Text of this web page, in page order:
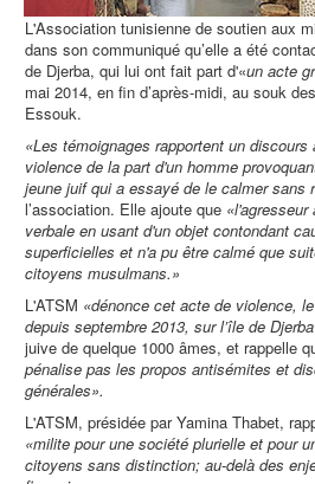
L'Association tunisienne de soutien aux
dans son communiqué qu’elle a été
de Djerba, qui lui ont fait part d'«un acte
mai 2014, en fin d’après-midi, au souk
Essouk.
«Les témoignages rapportent un
violence de la part d'un homme
jeune juif qui a essayé de le calmer sans
l’association. Elle ajoute que
verbale en usant d'un objet contondant
superficielles et n'a pu être calmé que
citoyens musulmans.»
L'ATSM «dénonce cet acte de violence,
depuis septembre 2013, sur l’île de
juive de quelque 1000 âmes, et rappelle
pénalise pas les propos antisémites et
générales».
L'ATSM, présidée par Yamina Thabet,
«milite pour une société plurielle et pour
citoyens sans distinction; au-delà des